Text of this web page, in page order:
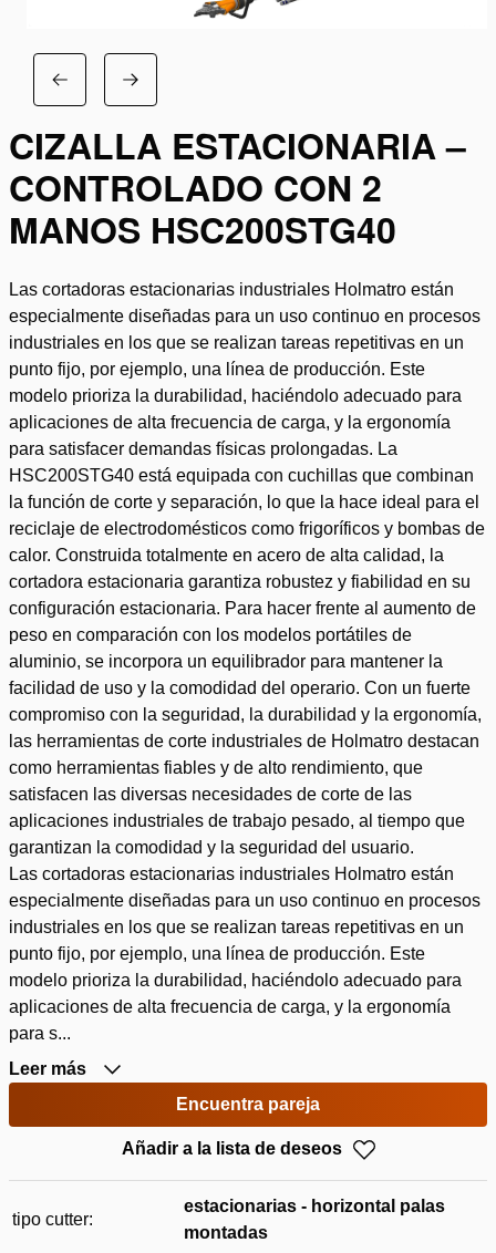
CIZALLA ESTACIONARIA –
CONTROLADO CON 2
MANOS HSC200STG40
Las cortadoras estacionarias industriales Holmatro están
especialmente diseñadas para un uso continuo en procesos
industriales en los que se realizan tareas repetitivas en un
punto fijo, por ejemplo, una línea de producción. Este
modelo prioriza la durabilidad, haciéndolo adecuado para
aplicaciones de alta frecuencia de carga, y la ergonomía
para satisfacer demandas físicas prolongadas. La
HSC200STG40 está equipada con cuchillas que combinan
la función de corte y separación, lo que la hace ideal para el
reciclaje de electrodomésticos como frigoríficos y bombas de
calor. Construida totalmente en acero de alta calidad, la
cortadora estacionaria garantiza robustez y fiabilidad en su
configuración estacionaria. Para hacer frente al aumento de
peso en comparación con los modelos portátiles de
aluminio, se incorpora un equilibrador para mantener la
facilidad de uso y la comodidad del operario. Con un fuerte
compromiso con la seguridad, la durabilidad y la ergonomía,
las herramientas de corte industriales de Holmatro destacan
como herramientas fiables y de alto rendimiento, que
satisfacen las diversas necesidades de corte de las
aplicaciones industriales de trabajo pesado, al tiempo que
garantizan la comodidad y la seguridad del usuario.
Las cortadoras estacionarias industriales Holmatro están
especialmente diseñadas para un uso continuo en procesos
industriales en los que se realizan tareas repetitivas en un
punto fijo, por ejemplo, una línea de producción. Este
modelo prioriza la durabilidad, haciéndolo adecuado para
aplicaciones de alta frecuencia de carga, y la ergonomía
para s...
Leer más
Encuentra pareja
Añadir a la lista de deseos
tipo cutter:
estacionarias - horizontal palas
montadas